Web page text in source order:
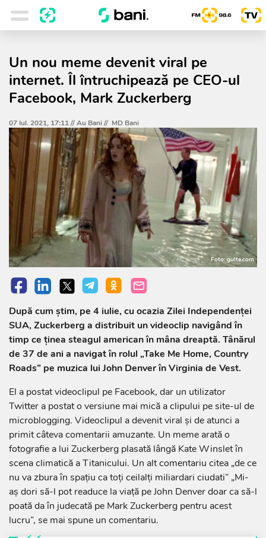
Un nou meme devenit viral pe
internet. Îl întruchipează pe CEO-ul
Facebook, Mark Zuckerberg
07 Iul. 2021, 17:11 //Au Bani// MD Bani
Foto: gulte.com
După cum știm, pe 4 iulie, cu ocazia Zilei Independenței
SUA, Zuckerberg a distribuit un videoclip navigând în
timp ce ținea steagul american în mâna dreaptă. Tânărul
de 37 de ani a navigat în rolul „Take Me Home, Country
Roads” pe muzica lui John Denver în Virginia de Vest.
El a postat videoclipul pe Facebook, dar un utilizator
Twitter a postat o versiune mai mică a clipului pe site-ul de
microblogging. Videoclipul a devenit viral și de atunci a
primit câteva comentarii amuzante. Un meme arată o
fotografie a lui Zuckerberg plasată lângă Kate Winslet în
scena climatică a Titanicului. Un alt comentariu citea „de ce
nu va zbura în spațiu ca toți ceilalți miliardari ciudati” „Mi-
aș dori să-l pot readuce la viață pe John Denver doar ca să-l
poată da în judecată pe Mark Zuckerberg pentru acest
lucru”, se mai spune un comentariu.